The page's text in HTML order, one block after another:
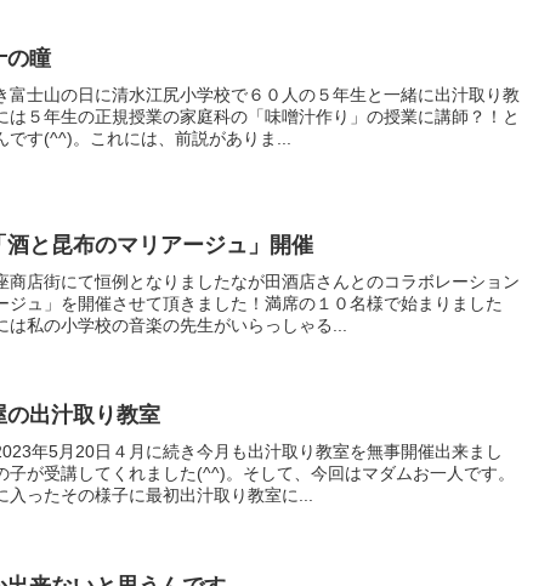
の瞳
士山の日に清水江尻小学校で６０人の５年生と一緒に出汁取り教
５年生の正規授業の家庭科の「味噌汁作り」の授業に講師？！と
です(^^)。これには、前説がありま...
と昆布のマリアージュ」開催
商店街にて恒例となりましたなが田酒店さんとのコラボレーション
ジュ」を開催させて頂きました！満席の１０名様で始まりました
私の小学校の音楽の先生がいらっしゃる...
の出汁取り教室
年5月20日４月に続き今月も出汁取り教室を無事開催出来まし
子が受講してくれました(^^)。そして、今回はマダムお一人です。
入ったその様子に最初出汁取り教室に...